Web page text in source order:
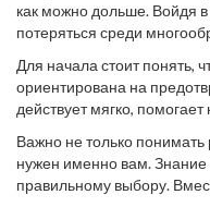
как можно дольше. Войдя в
потеряться среди
распространённых
омолаживающий крем. В
они могут нам предложить?
Для начала стоит понять,
ориентирована на
действует мягко,
омолаживающая
улучшении состояния
короткие сроки.
Важно не только понимать
нужен именно вам.
правильному выбору.